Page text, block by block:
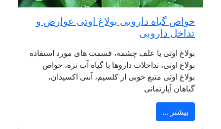
خواص گیاه دارویی بولاغ اوتی عوارض و
تداخل دارویی
بولاغ اوتی یا علف چشمه، قسمت های مورد استفاده
بولاغ اوتی، تداخلات داروها با گیاه آب تره، خواص
بولاغ اوتی منبع خوبی از کلسیم، آنتی اکسیدان،
گیاهان آپارتمانی
بیشتر ...